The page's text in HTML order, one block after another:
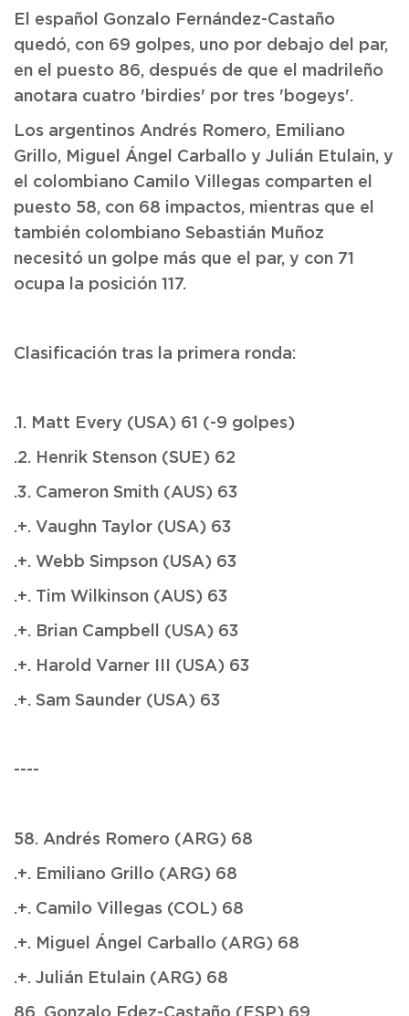
El español Gonzalo Fernández-Castaño
quedó, con 69 golpes, uno por debajo del par,
en el puesto 86, después de que el madrileño
anotara cuatro 'birdies' por tres 'bogeys'.
Los argentinos Andrés Romero, Emiliano
Grillo, Miguel Ángel Carballo y Julián Etulain, y
el colombiano Camilo Villegas comparten el
puesto 58, con 68 impactos, mientras que el
también colombiano Sebastián Muñoz
necesitó un golpe más que el par, y con 71
ocupa la posición 117.
Clasificación tras la primera ronda:
.1. Matt Every (USA) 61 (-9 golpes)
.2. Henrik Stenson (SUE) 62
.3. Cameron Smith (AUS) 63
.+. Vaughn Taylor (USA) 63
.+. Webb Simpson (USA) 63
.+. Tim Wilkinson (AUS) 63
.+. Brian Campbell (USA) 63
.+. Harold Varner III (USA) 63
.+. Sam Saunder (USA) 63
----
58. Andrés Romero (ARG) 68
.+. Emiliano Grillo (ARG) 68
.+. Camilo Villegas (COL) 68
.+. Miguel Ángel Carballo (ARG) 68
.+. Julián Etulain (ARG) 68